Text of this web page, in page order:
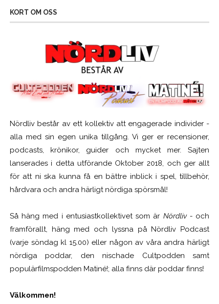
KORT OM OSS
Nördliv består av ett kollektiv att engagerade individer -
alla med sin egen unika tillgång. Vi ger er recensioner,
podcasts, krönikor, guider och mycket mer. Sajten
lanserades i detta utförande Oktober 2018, och ger allt
för att ni ska kunna få en bättre inblick i spel, tillbehör,
hårdvara och andra härligt nördiga spörsmål!
Så häng med i entusiastkollektivet som är Nördliv- och
framförallt, häng med och lyssna på Nördliv Podcast
(varje söndag kl 15.00) eller någon av våra andra härligt
nördiga poddar, den nischade Cultpodden samt
populärfilmspodden Matiné!; alla finns där poddar finns!
Välkommen!